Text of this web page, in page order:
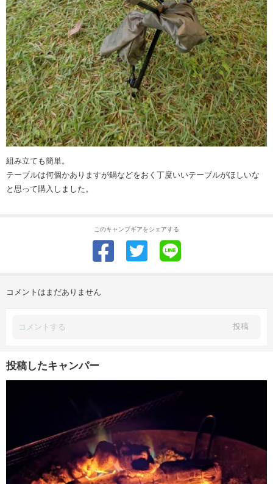
組み立ても簡単。
テーブルは何個かありますが鍋などをおく丁度いいテーブルがほしいな
と思って購入しました。
このキャンプギアをシェアする
コメントはまだありません
投稿
投稿したキャンパー